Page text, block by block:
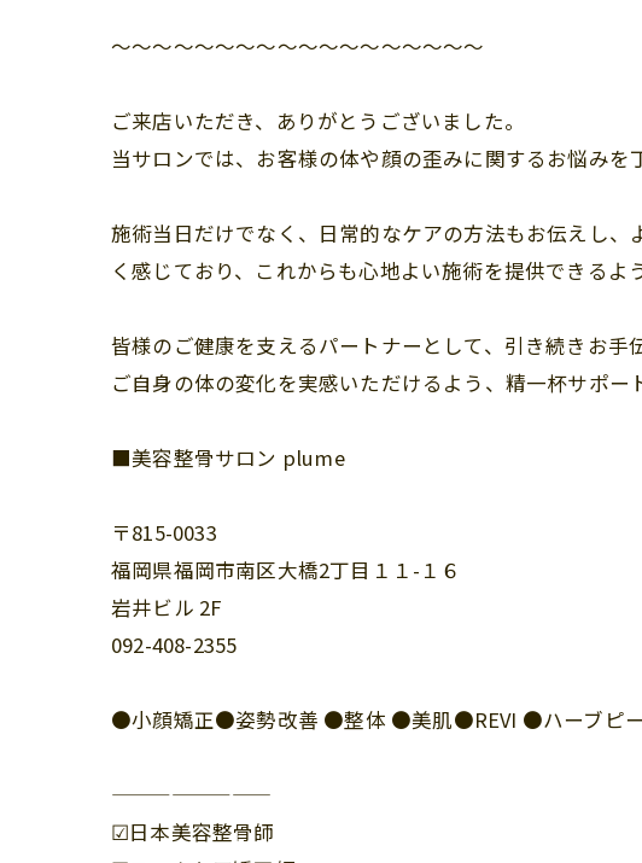
〜〜〜〜〜〜〜〜〜〜〜〜〜〜〜〜〜〜
ご来店いただき、ありがとうございました。
当サロンでは、お客様の体や顔の歪みに関するお悩みを
施術当日だけでなく、日常的なケアの方法もお伝えし
く感じており、これからも心地よい施術を提供できるよ
皆様のご健康を支えるパートナーとして、引き続きお手
ご自身の体の変化を実感いただけるよう、精一杯サポー
■美容整骨サロン plume
〒815-0033
福岡県福岡市南区大橋2丁目１１-１６
岩井ビル 2F
092-408-2355
●小顔矯正●姿勢改善 ●整体 ●美肌●REVI ●ハーブピ
————————
☑︎日本美容整骨師